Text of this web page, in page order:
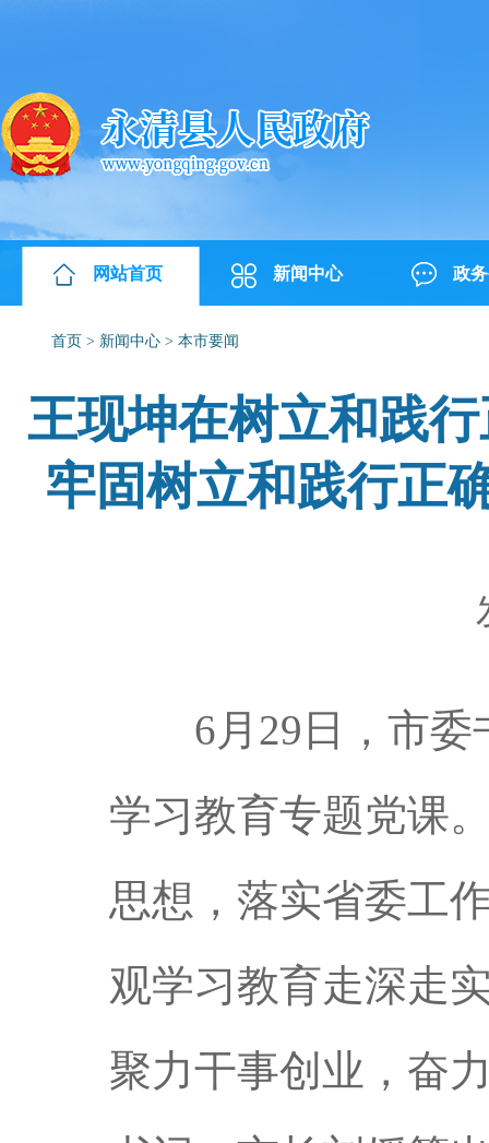
网站首页 新闻中心 政
首页 > 新闻中心 > 本市要闻
王现坤在树立和践
牢固树立和践行正
6月29日，市委
学习教育专题党课
思想，落实省委工
观学习教育走深走
聚力干事创业，奋